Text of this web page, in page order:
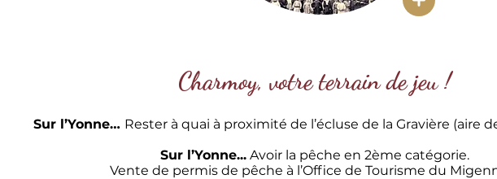
Charmoy, votre terrain de jeu !
Sur l’Yonne… Rester à quai à proximité de l’écluse de la Gravière (aire
Sur l’Yonne... Avoir la pêche en 2ème catégorie.
Vente de permis de pêche à l’Office de Tourisme du